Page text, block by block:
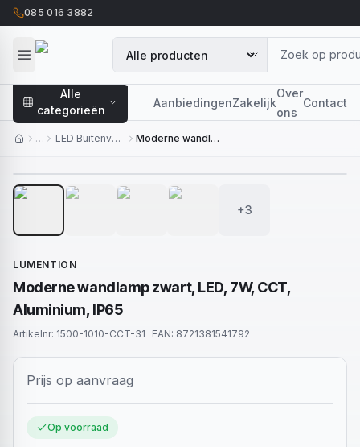
085 016 3882
Alle
categorieën
AanbiedingenZakelijk
Over
ons
Contact
… LED Buitenverlichting
Moderne wandlamp zwart, LED, 7W, CCT, Aluminium, IP65
+3
LUMENTION
Moderne wandlamp zwart, LED, 7W, CCT,
Aluminium, IP65
Artikelnr: 1500-1010-CCT-31 EAN: 8721381541792
Prijs op aanvraag
Op voorraad